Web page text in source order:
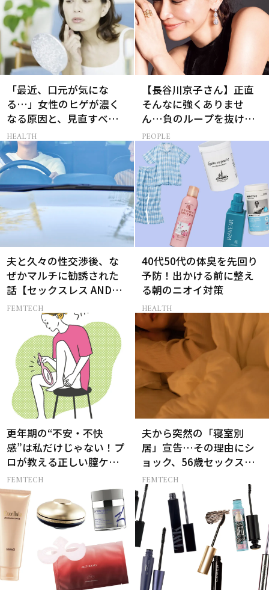
「最近、口元が気にな
る…」女性のヒゲが濃く
なる原因と、見直すべき
生活習慣［医師監修］
HEALTH
【長谷川京子さん】正直
そんなに強くありませ
ん…負のループを抜ける
15分の習慣とは?
PEOPLE
夫と久々の性交渉後、な
ぜかマルチに勧誘された
話【セックスレス AND
THE CITY -女たちの告
FEMTECH
40代50代の体臭を先回り
予防！出かける前に整え
る朝のニオイ対策
HEALTH
更年期の“不安・不快
感”は私だけじゃない！プ
ロが教える正しい膣ケア
法
FEMTECH
夫から突然の「寝室別
居」宣告…その理由にシ
ョック、56歳セックスレ
ス妻の嘆き
FEMTECH